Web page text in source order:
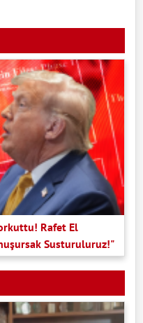
Rafet El
Susturuluruz!"